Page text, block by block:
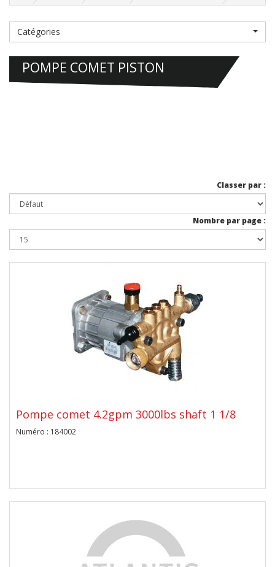
Catégories
POMPE COMET PISTON
Classer par :
Nombre par page :
Pompe comet 4.2gpm 3000lbs shaft 1 1/8
Numéro : 184002